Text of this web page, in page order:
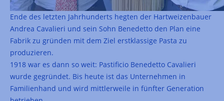
Ende des letzten Jahrhunderts hegten der Hartweizenbauer
Andrea Cavalieri und sein Sohn Benedetto den Plan eine
Fabrik zu gründen mit dem Ziel erstklassige Pasta zu
produzieren.
1918 war es dann so weit: Pastificio Benedetto Cavalieri
wurde gegründet. Bis heute ist das Unternehmen in
Familienhand und wird mittlerweile in fünfter Generation